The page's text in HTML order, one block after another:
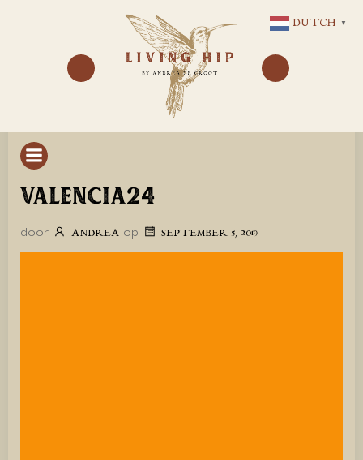
NAAR
DE
INHOUD
VALENCIA24
door ANDREA op SEPTEMBER 5, 2019
DUTCH ▼